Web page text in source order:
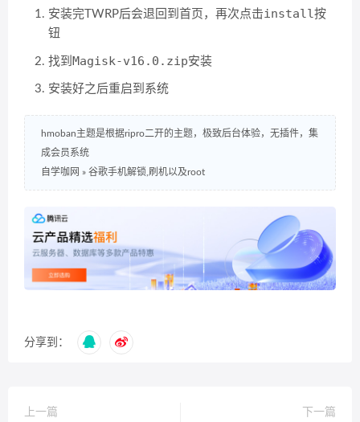
安装完TWRP后会退回到首页，再次点击install按
钮
找到 Magisk-v16.0.zip安装
安装好之后重启到系统
hmoban主题是根据ripro二开的主题，极致后台体验，无插件，集
成会员系统
自学咖网 » 谷歌手机解锁,刷机以及root
分享到：
上一篇
下一篇